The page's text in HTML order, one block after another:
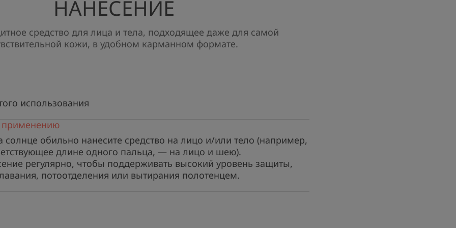
Солнцезащитное средство,
специально созданное для
самой уязвимой кожи и условий
НАНЕСЕНИЕ
средство для лица и тела, подходящее даже для самой
кожи, в удобном карманном формате.
использования
применению
обильно нанесите средство на лицо и/или тело (например,
длине одного пальца, — на лицо и шею).
регулярно, чтобы поддерживать высокий уровень защиты,
потоотделения или вытирания полотенцем.